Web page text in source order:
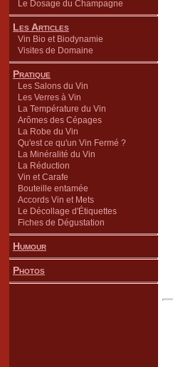
Le Dosage du Champagne
Les Articles
Vin Bio et Biodynamie
Visites de Domaine
Pratique
Les Salons du Vin
Les Verres à Vin
La Température du Vin
Arômes des Cépages
La Robe du Vin
Qu'est ce qu'un Vin Fermé ?
La Minéralité du Vin
La Réduction
Vin et Carafe
Bouteille entamée
Accords Vin et Mets
Le Décollage d'Étiquettes
Fiches de Dégustation
Humour
Photos